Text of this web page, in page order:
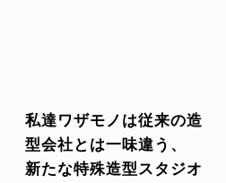
私達ワザモノは従来の造
型会社とは一味違う、
新たな特殊造型スタジオ